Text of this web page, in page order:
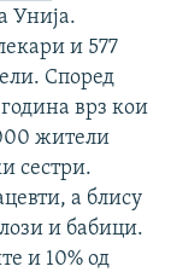
Унија.
и 577
Според
врз кои
жители
сестри.
а блису
и бабици.
и 10% од